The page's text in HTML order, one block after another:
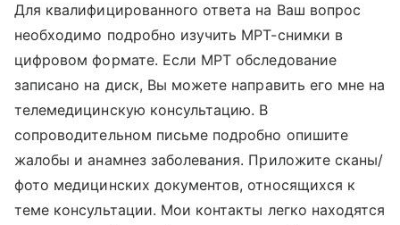
Для квалифицированного ответа на Ваш вопрос
необходимо подробно изучить МРТ-снимки в
цифровом формате. Если МРТ обследование
записано на диск, Вы можете направить его мне на
телемедицинскую консультацию. В
сопроводительном письме подробно опишите
жалобы и анамнез заболевания. Приложите сканы/
фото медицинских документов, относящихся к
теме консультации. Мои контакты легко находятся